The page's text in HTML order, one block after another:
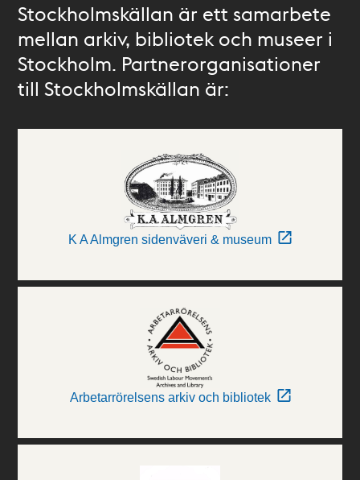
Stockholmskällan är ett samarbete
mellan arkiv, bibliotek och museer i
Stockholm. Partnerorganisationer
till Stockholmskällan är:
K A Almgren sidenväveri & museum
Arbetarrörelsens arkiv och bibliotek